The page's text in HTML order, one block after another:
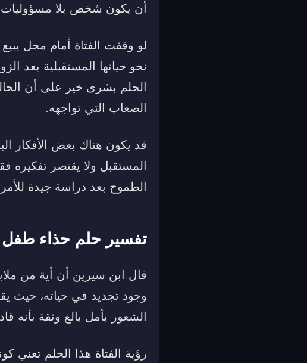
أن يكون شخص بلا مسؤوليات
لو وقفت الفتاة أمام محل
نحو حياتها المستقبلية بعد
الحلم بشرى خير على أن
الصعاب التي تواجهه.
قد يكون هناك بعض الأفكار
المستقبل ولا يقتصر
الطموح بعد دراسة جيدة
تفسير حلم حذاء طفل
قال ابن سيرين أن أية من
وجود تجديد في حياته، حيث
الشعور بأمل بالغ وثقة بأنه
رؤية الفتاة هذا الحلم تعني